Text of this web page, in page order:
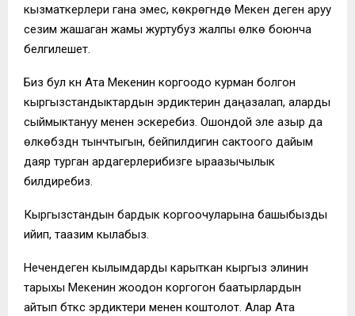
кызматкерлери гана эмес, көкүрөгүндө Мекен деген аруу
сезим жашаган жамы журтубуз жалпы өлкө боюнча
белгилешет.
Биз бул күнү Ата Мекенин коргоодо курман болгон
кыргызстандыктардын эрдиктерин даңазалап, аларды
сыймыктануу менен эскеребиз. Ошондой эле азыр да
өлкөбүздүн тынчтыгын, бейпилдигин сактоого дайым
даяр турган ардагерлерибизге ыраазычылык
билдиребиз.
Кыргызстандын бардык коргоочуларына башыбызды
ийип, таазим кылабыз.
Нечендеген кылымдарды карыткан кыргыз элинин
тарыхы Мекенин жоодон коргогон баатырлардын
айтып бүткүс эрдиктери менен коштолот. Алар Ата